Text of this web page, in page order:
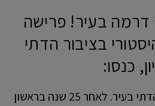
דרמה בעיר! פרישה
בציבור הדתי
כנסו:
דרמה פוליטית בציבור הדתי בעיר. לאחר 25 שנה בראשון